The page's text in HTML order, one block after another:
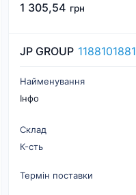
1 305,54 грн
JP GROUP 1188101881
Найменування
Інфо
Склад
К-cть
Термін поставки